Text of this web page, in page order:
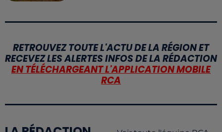
RETROUVEZ TOUTE L'ACTU DE LA RÉGION ET
RECEVEZ LES ALERTES INFOS DE LA RÉDACTION
EN TÉLÉCHARGEANT L'APPLICATION MOBILE
RCA